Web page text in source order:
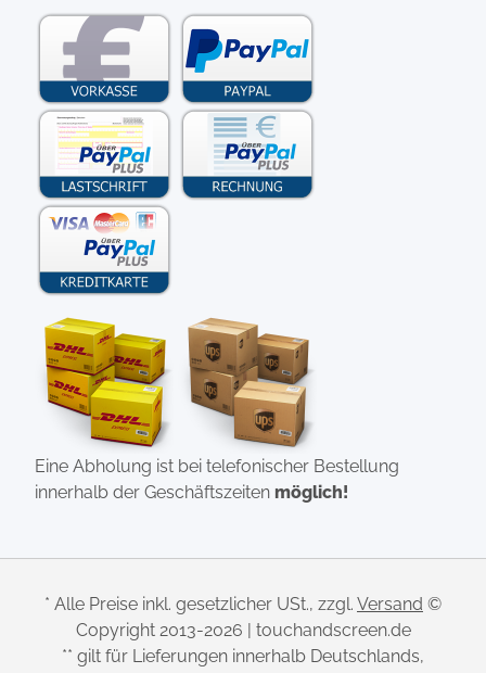
Eine Abholung ist bei telefonischer Bestellung
innerhalb der Geschäftszeiten möglich!
* Alle Preise inkl. gesetzlicher USt., zzgl. Versand ©
Copyright 2013-2026 | touchandscreen.de
** gilt für Lieferungen innerhalb Deutschlands,